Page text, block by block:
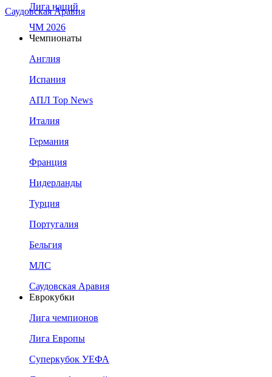
Саудовская Аравия
Лига наций
ЧМ 2026
Чемпионаты
Англия
Испания
АПЛ Top News
Италия
Германия
Франция
Нидерланды
Турция
Португалия
Бельгия
МЛС
Саудовская Аравия
Еврокубки
Лига чемпионов
Лига Европы
Суперкубок УЕФА